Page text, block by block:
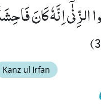
الزِّنٰۤى اِنَّهٗ كَانَ
Kanz ul Irfan